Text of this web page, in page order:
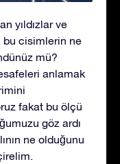
yıldızlar ve
bu cisimlerin ne
mü?
anlamak
fakat bu ölçü
göz ardı
ne olduğunu